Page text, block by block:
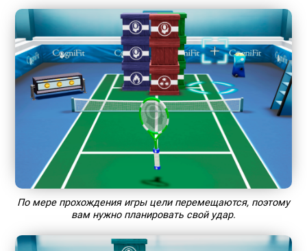
По мере прохождения игры цели перемещаются, поэтому
вам нужно планировать свой удар.